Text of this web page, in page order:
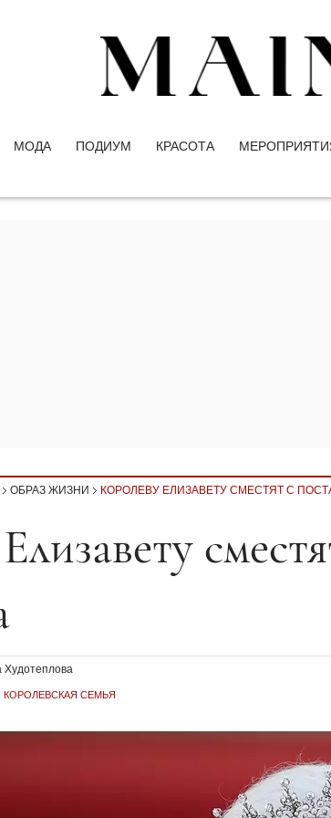
МОДА ПОДИУМ КРАСОТА
ОБРАЗ ЖИЗНИ КОРОЛЕВУ ЕЛИЗАВЕТУ СМЕСТЯТ С
Худотеплова
КОРОЛЕВСКАЯ СЕМЬЯ